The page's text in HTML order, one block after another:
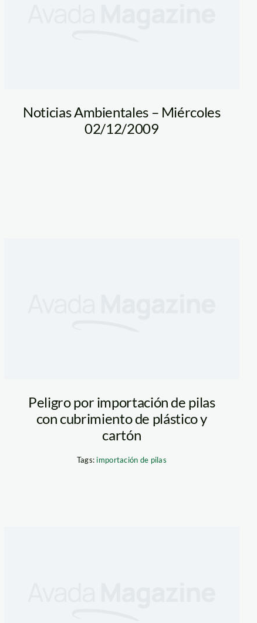
Noticias Ambientales – Miércoles
02/12/2009
Peligro por importación de pilas
con cubrimiento de plástico y
cartón
Tags: importación de pilas